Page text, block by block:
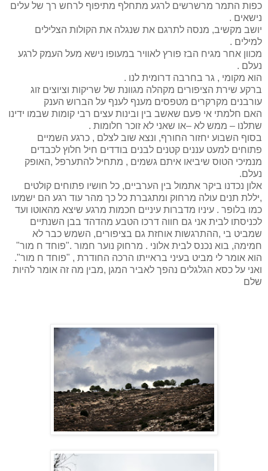
כפות התמר מרשרשים לרגע מתחלף מתיפוף לרחש רך של עלים
נישאים .
יושב מקשיב, מנסה לתרגם את שנגלה את הקולות הצלילים
למילים .
מכוון אחר מגיח הבז פורץ לאוויר במעופו נישא מעל העמק לרגע
נעלם .
הוא מקומי , גר בחרבה דרומית לנו .
ברקע שירת הציפורים מקהלה מגוונת של שריקות וציוצים זוג
עורבנים מקרקרים מטפסים מענף לענף על הברוש הענק
האם חלמתי אי פעם שאשב בין ובינות עצים רבי קומות שבמו ידינו
שתלנו – ממש לא –או שאני לא זוכר חלומות .
בסוף השבוע יחזור החורף, ונצא שוב לצלם , כרגע השמיים
פתוחים למעט עננים קטנים לבנים בודדים חיל חלוץ לכבדים
מנמיכי הטוס שיביאו איתם גשמים , מתחיל להתערפל ,האופק
נעלם.
אלון נכדנו ביקר אתמול בין הערביים, כל חושיו פתוחים קולטים
,יללת תנים עולה מרחוק ומתגברת כל כך מהר עוד רגע הם ישמעו
כמו בלופר . עיניו מדברות עיניים חכמות מרגע שיצא מהאוטו ועד
לכניסתו לבית אני גם חווה דרכו הטבע מהדהד בבן השנתיים
שמביט בי ,ההתרגשות אוחזת גם בציפורים, השמש כבר לא
חמימה, בוא נכנס לבית אלוני . מרחוק נוער חמור ."פוחד ח מור"
הוא אומר לי מביט בעיני בראייתו הרכה החודרת , "פוחד ח מור".
ואני על כסא הגלגלים נהפך לאביר המגן ,מבין מה זה אומר להיות
שלם